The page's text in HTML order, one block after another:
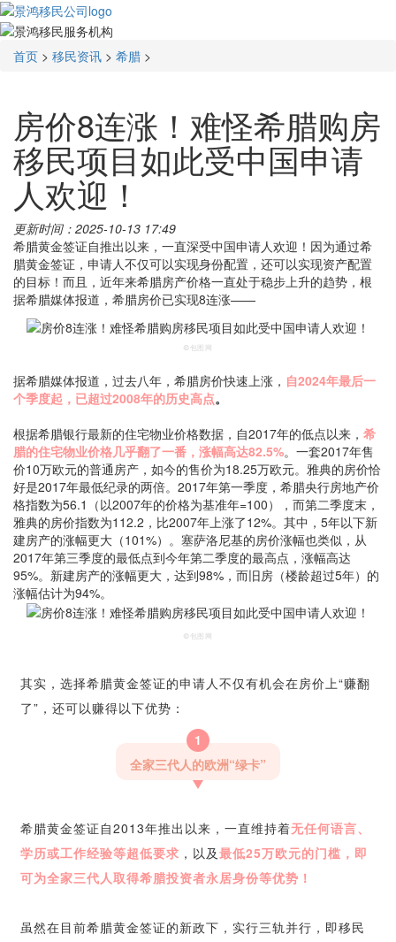
首页 > 移民资讯 > 希腊 >
房价8连涨！难怪希腊购房
移民项目如此受中国申请
人欢迎！
更新时间：2025-10-13 17:49
希腊黄金签证自推出以来，一直深受中国申请人欢迎！因为通过希
腊黄金签证，申请人不仅可以实现身份配置，还可以实现资产配置
的目标！而且，近年来希腊房产价格一直处于稳步上升的趋势，根
据希腊媒体报道，希腊房价已实现8连涨——
©包图网
据希腊媒体报道，过去八年，希腊房价快速上涨， 自2024年最后一
个季度起，已超过2008年的历史高点。
根据希腊银行最新的住宅物业价格数据，自2017年的低点以来， 希
腊的住宅物业价格几乎翻了一番，涨幅高达82.5%。一套2017年售
价10万欧元的普通房产，如今的售价为18.25万欧元。雅典的房价恰
好是2017年最低纪录的两倍。2017年第一季度，希腊央行房地产价
格指数为56.1（以2007年的价格为基准年=100），而第二季度末，
雅典的房价指数为112.2，比2007年上涨了12%。其中，5年以下新
建房产的涨幅更大（101%）。塞萨洛尼基的房价涨幅也类似，从
2017年第三季度的最低点到今年第二季度的最高点，涨幅高达
95%。新建房产的涨幅更大，达到98%，而旧房（楼龄超过5年）的
涨幅估计为94%。
©包图网
其实，选择希腊黄金签证的申请人不仅有机会在房价上“赚翻
了”，还可以赚得以下优势：
1
全家三代人的欧洲“绿卡”
希腊黄金签证自2013年推出以来，一直维持着无任何语言、
学历或工作经验等超低要求 ，以及最低25万欧元的门槛，即
可为全家三代人取得希腊投资者永居身份等优势！
虽然在目前希腊黄金签证的新政下，实行三轨并行，即移民